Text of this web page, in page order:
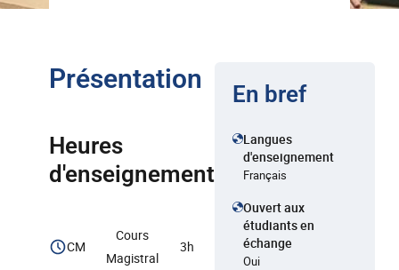
Présentation
Heures
d'enseignement
CM
Cours
Magistral
3h
En bref
Langues
d'enseignement
Français
Ouvert aux
étudiants en
échange
Oui